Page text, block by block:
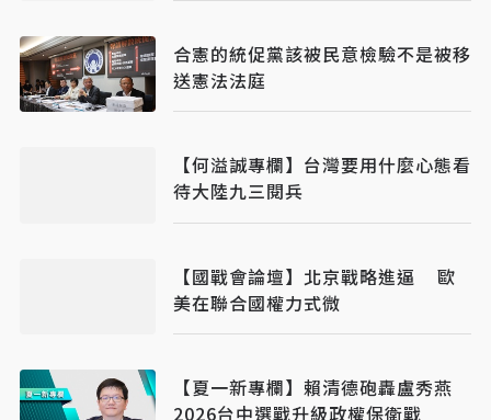
合憲的統促黨該被民意檢驗不是被移
送憲法法庭
【何溢誠專欄】台灣要用什麼心態看
待大陸九三閱兵
【國戰會論壇】北京戰略進逼 歐
美在聯合國權力式微
【夏一新專欄】賴清德砲轟盧秀燕
2026台中選戰升級政權保衛戰